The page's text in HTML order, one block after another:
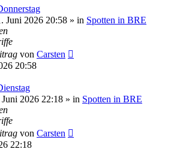
Juni 2026 20:58 » in Spotten in BRE
von Carsten
20:58
Juni 2026 22:18 » in Spotten in BRE
von Carsten
22:18